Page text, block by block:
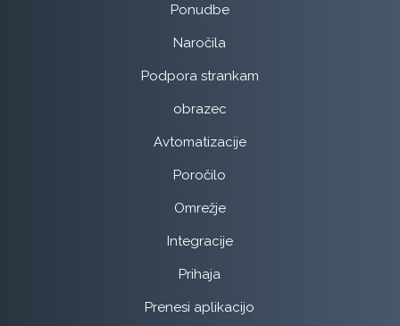
Ponudbe
Naročila
Podpora strankam
obrazec
Avtomatizacije
Poročilo
Omrežje
Integracije
Prihaja
Prenesi aplikacijo